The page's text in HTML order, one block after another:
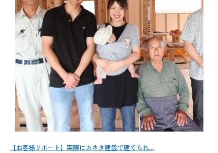
【お客様リポート】実際にカネタ建設で建てられ…